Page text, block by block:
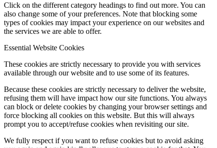
Hírek
Hírek
Hirdetések
Click on the different category headings to find out more. You can
also change some of your preferences. Note that blocking some
types of cookies may impact your experience on our websites and
the services we are able to offer.
Essential Website Cookies
These cookies are strictly necessary to provide you with services
available through our website and to use some of its features.
Because these cookies are strictly necessary to deliver the website,
refusing them will have impact how our site functions. You always
can block or delete cookies by changing your browser settings and
force blocking all cookies on this website. But this will always
prompt you to accept/refuse cookies when revisiting our site.
We fully respect if you want to refuse cookies but to avoid asking